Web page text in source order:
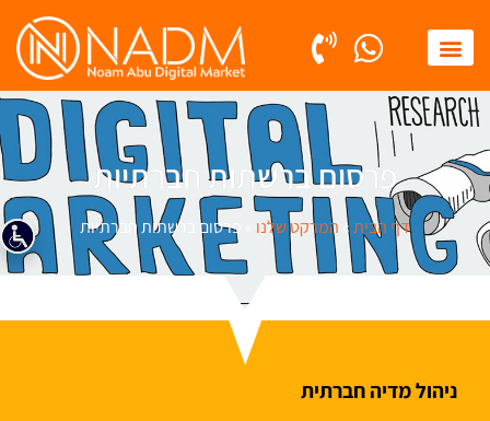
פרסום ברשתות חברתיות
דף הבית» המרקט שלנו פרסום ברשתות חברתיות
ניהול מדיה חברתית